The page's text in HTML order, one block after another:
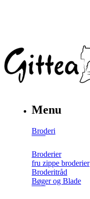
Menu
Broderi
Broderier
fru zippe broderier
Broderitråd
Bøger og Blade